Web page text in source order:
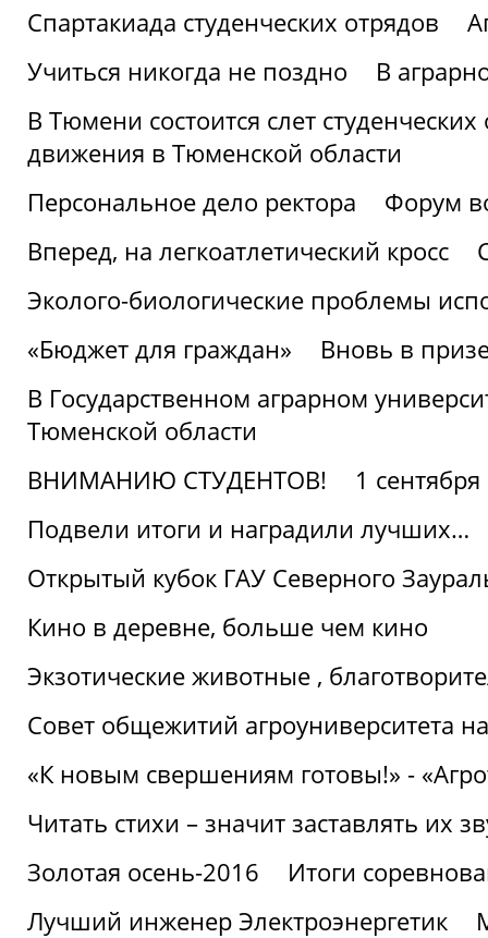
Спартакиада студенческих отрядов
Учиться никогда не поздно
В
В Тюмени состоится слет
движения в Тюменской области
Персональное дело ректора
Форум
Вперед, на легкоатлетический кросс
Эколого-биологические проблемы
«Бюджет для граждан»
Вновь в
В Государственном аграрном
Тюменской области
ВНИМАНИЮ СТУДЕНТОВ!
1 сентября
Подвели итоги и наградили лучших…
Открытый кубок ГАУ Северного
Кино в деревне, больше чем кино
Экзотические животные ,
Совет общежитий агроуниверситета
«К новым свершениям готовы!» -
Читать стихи – значит заставлять их
Золотая осень-2016
Итоги
Лучший инженер Электроэнергетик